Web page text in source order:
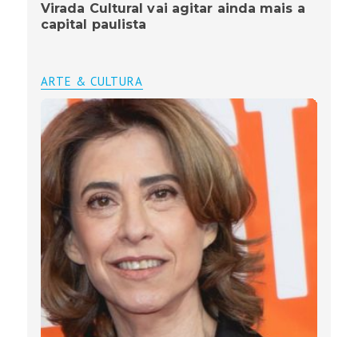
Virada Cultural vai agitar ainda mais a
capital paulista
ARTE & CULTURA